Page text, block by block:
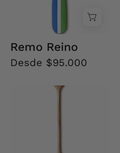
Remo Reino
Desde $95.000
Remo